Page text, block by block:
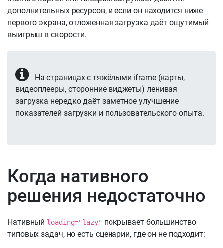
дополнительных ресурсов, и если он находится ниже
первого экрана, отложенная загрузка даёт ощутимый
выигрыш в скорости.
На страницах с тяжёлыми iframe (карты,
видеоплееры, сторонние виджеты) ленивая
загрузка нередко даёт заметное улучшение
показателей загрузки и пользовательского опыта.
Когда нативного
решения недостаточно
Нативный loading="lazy" покрывает большинство
типовых задач, но есть сценарии, где он не подходит: